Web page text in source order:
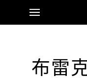
布雷